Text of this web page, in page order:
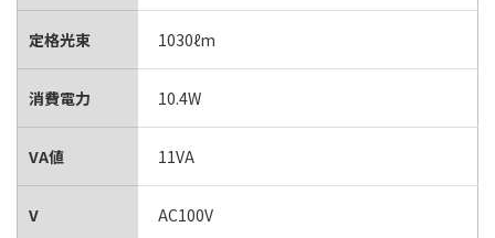
定格光束 1030ℓm
消費電力 10.4W
VA値 11VA
V AC100V